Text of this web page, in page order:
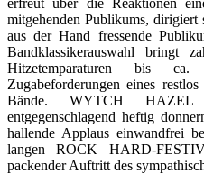
mitgehenden Publikums, dirigiert
aus der Hand fressende
Bandklassikerauswahl bringt
Hitzetemparaturen bis
Zugabeforderungen eines
Bände. WYTCH
entgegenschlagend heftig
hallende Applaus einwandfrei
langen ROCK HARD-
packender Auftritt des